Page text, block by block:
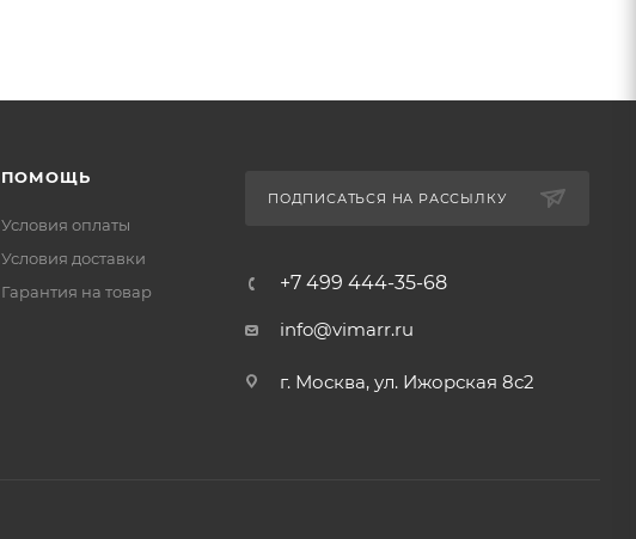
ПОМОЩЬ
Условия оплаты
Условия доставки
Гарантия на товар
ПОДПИСАТЬСЯ НА РАССЫЛКУ
+7 499 444-35-68
info@vimarr.ru
г. Москва, ул. Ижорская 8с2